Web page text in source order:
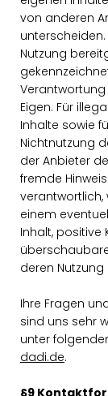
von anderen
unterscheiden.
Nutzung
Eigen. Für
Inhalte sowie
Nichtnutzung
der Anbieter
fremde
verantwortlich,
einem
Inhalt, positive
deren Nutzung
Ihre Fragen
sind uns sehr
unter
dadi.de.
§9